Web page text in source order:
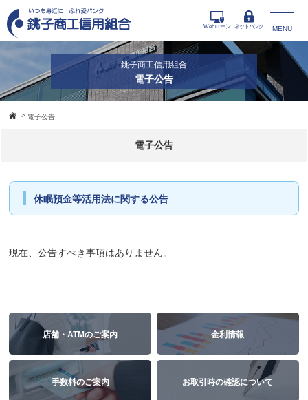
MENU
Webローン ネットバンク
- 銚子商工信用組合 -
電子公告
> 電子公告
電子公告
休眠預金等活用法に関する公告
現在、公告すべき事項はありません。
店舗・ATMのご案内 金利情報
手数料のご案内 お取引時の確認について